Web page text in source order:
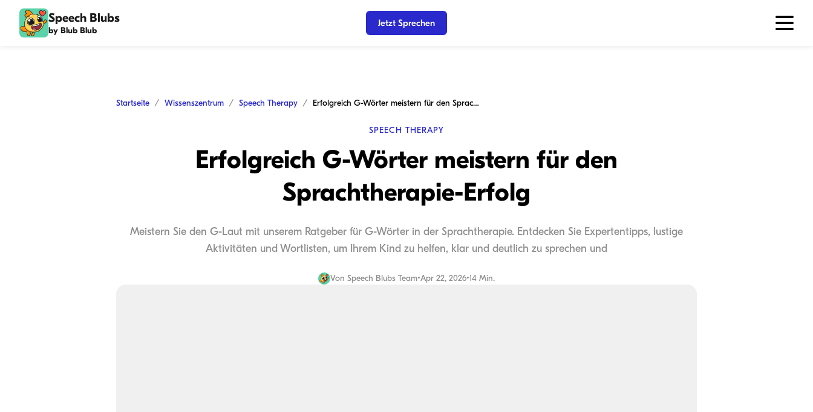
Speech Blubs
by Blub Blub
Jetzt Sprechen
Startseite Wissenszentrum Speech Therapy Erfolgreich G-Wörter meistern für den Sprachtherapie-Erfolg
SPEECH THERAPY
Erfolgreich G-Wörter meistern für den
Sprachtherapie-Erfolg
Meistern Sie den G-Laut mit unserem Ratgeber für G-Wörter in der Sprachtherapie. Entdecken Sie Expertentipps, lustige
Aktivitäten und Wortlisten, um Ihrem Kind zu helfen, klar und deutlich zu sprechen und
Von Speech Blubs Team•Apr 22, 2026•14 Min.